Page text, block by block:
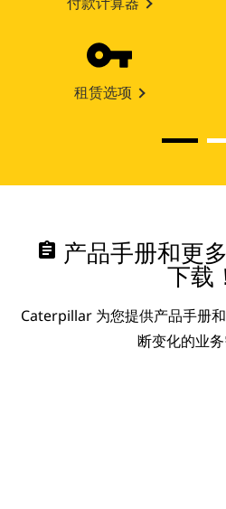
付款计算器
租赁选项
assignment 产品手册和更
下载
Caterpillar 为您提供产品手册
断变化的业务